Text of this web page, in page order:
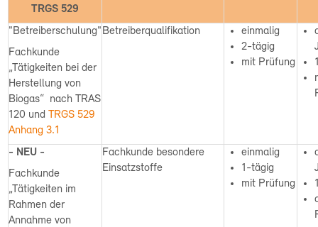
TRGS 529
"Betreiberschulung"
Fachkunde
„Tätigkeiten bei der
Herstellung von
Biogas“ nach TRAS
120 undTRGS 529
Anhang 3.1
Betreiberqualifikation
einmalig
2-tägig
mit Prüfung
- NEU -
Fachkunde
„Tätigkeiten im
Rahmen der
Annahme von
Fachkunde besondere
Einsatzstoffe
einmalig
1-tägig
mit Prüfung